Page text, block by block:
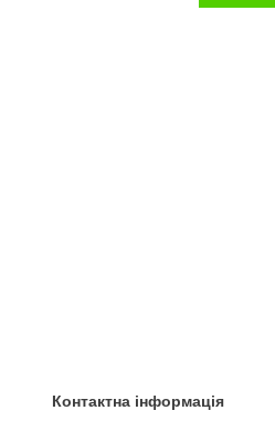
Контактна інформація